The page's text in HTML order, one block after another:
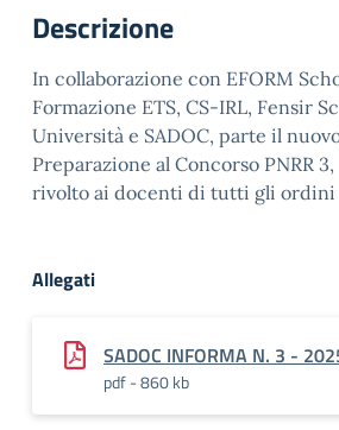
Descrizione
In collaborazione con EFORM
Formazione ETS, CS-IRL, Fensir
Università e SADOC, parte il
Preparazione al Concorso PNRR 3,
rivolto ai docenti di tutti gli ordini
Allegati
SADOC INFORMA N. 3 -
pdf - 860 kb